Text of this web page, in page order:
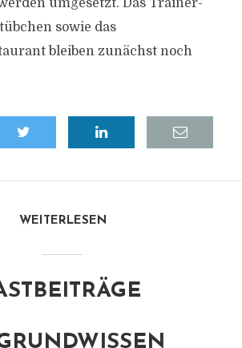
umgesetzt. Das Trainer-
sowie das
bleiben zunächst noch
WEITERLESEN